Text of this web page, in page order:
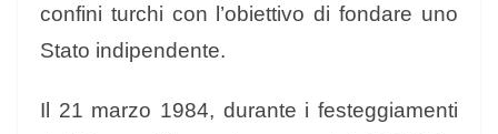
confini turchi con l’obiettivo di fondare uno
Stato indipendente.
Il 21 marzo 1984, durante i festeggiamenti